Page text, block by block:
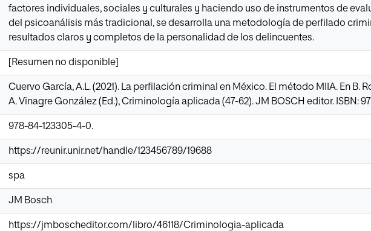
factores individuales, sociales y culturales y haciendo uso de instrumentos de
del psicoanálisis más tradicional, se desarrolla una metodología de perfilado
resultados claros y completos de la personalidad de los delincuentes.
[Resumen no disponible]
Cuervo García, A.L. (2021). La perfilación criminal en México. El método MIIA. En B.
A. Vinagre González (Ed.), Criminología aplicada (47-62). JM BOSCH editor. ISBN:
978-84-123305-4-0.
https://reunir.unir.net/handle/123456789/19688
spa
JM Bosch
https://jmboscheditor.com/libro/46118/Criminologia-aplicada